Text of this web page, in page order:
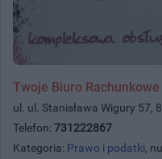
Twoje Biuro
ul. ul. Stanisława Wigury 57,
Telefon: 731222867
Kategoria: Prawo i podatki,